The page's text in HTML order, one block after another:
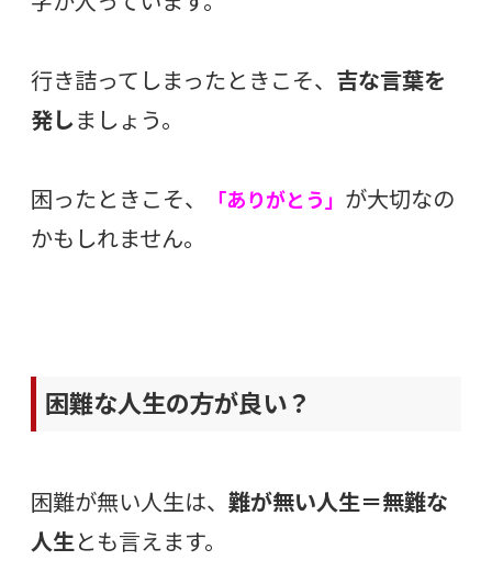
行き詰ってしまったときこそ、 吉な言葉を
発しましょう。
困ったときこそ、 「ありがとう」 が大切なの
かもしれません。
困難な人生の方が良い？
困難が無い人生は、 難が無い人生＝無難な
人生 とも言えます。